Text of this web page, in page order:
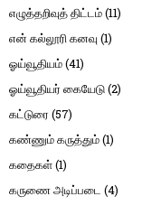
எழுத்தறிவுத் திட்டம்(11)
என் கல்லூரி கனவு (1)
ஓய்வூதியம்(41)
ஓய்வூதியர் கையேடு(2)
கட்டுரை (57)
கண்ணும் கருத்தும்(1)
கதைகள்(1)
கருணை அடிப்படை (4)